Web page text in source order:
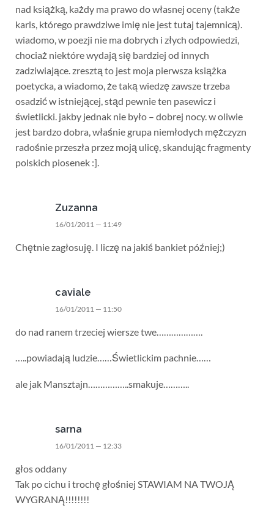
nad książką, każdy ma prawo do własnej oceny (także
karls, którego prawdziwe imię nie jest tutaj tajemnicą).
wiadomo, w poezji nie ma dobrych i złych odpowiedzi,
chociaż niektóre wydają się bardziej od innych
zadziwiające. zresztą to jest moja pierwsza książka
poetycka, a wiadomo, że taką wiedzę zawsze trzeba
osadzić w istniejącej, stąd pewnie ten pasewicz i
świetlicki. jakby jednak nie było – dobrej nocy. w oliwie
jest bardzo dobra, właśnie grupa niemłodych mężczyzn
radośnie przeszła przez moją ulicę, skandując fragmenty
polskich piosenek :].
Zuzanna
16/01/2011 — 11:49
Chętnie zagłosuję. I liczę na jakiś bankiet później;)
caviale
16/01/2011 — 11:50
do nad ranem trzeciej wiersze twe……………….
…..powiadają ludzie……Świetlickim pachnie……
ale jak Mansztajn……………..smakuje………..
sarna
16/01/2011 — 12:33
głos oddany
Tak po cichu i trochę głośniej STAWIAM NA TWOJĄ
WYGRANĄ!!!!!!!!